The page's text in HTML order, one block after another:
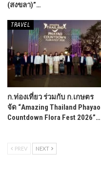
(สงขลา)”…
TRAVEL​
ก.ท่องเที่ยว ร่วมกับ ก.เกษตร
จัด “Amazing Thailand Phayao
Countdown Flora Fest 2026”…
PREV NEXT